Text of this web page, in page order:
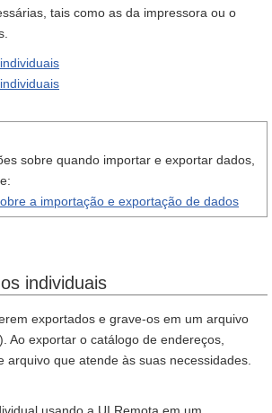
tais como as da impressora ou o
sobre quando importar e exportar dados,
a importação e exportação de dados
individuais
exportados e grave-os em um arquivo
Ao exportar o catálogo de endereços,
arquivo que atende às suas necessidades.